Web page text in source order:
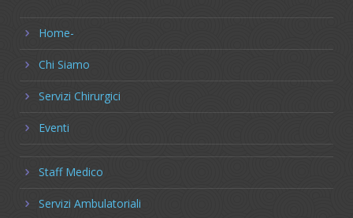
Home-
Chi Siamo
Servizi Chirurgici
Eventi
Staff Medico
Servizi Ambulatoriali